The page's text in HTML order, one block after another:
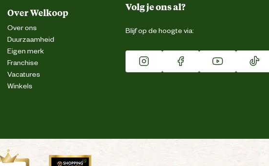
Over Welkoop
Over ons
Duurzaamheid
Eigen merk
Franchise
Vacatures
Winkels
Volg je ons al?
Blijf op de hoogte via: